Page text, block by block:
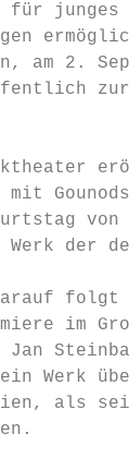
für junges
am 2.
mit
von
Werk der
folgt
im
Jan
Werk
als